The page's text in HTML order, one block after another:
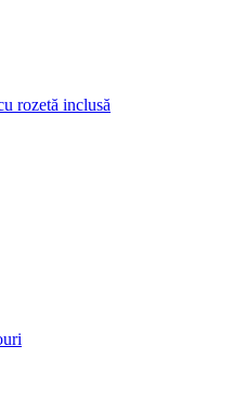
rozetă inclusă